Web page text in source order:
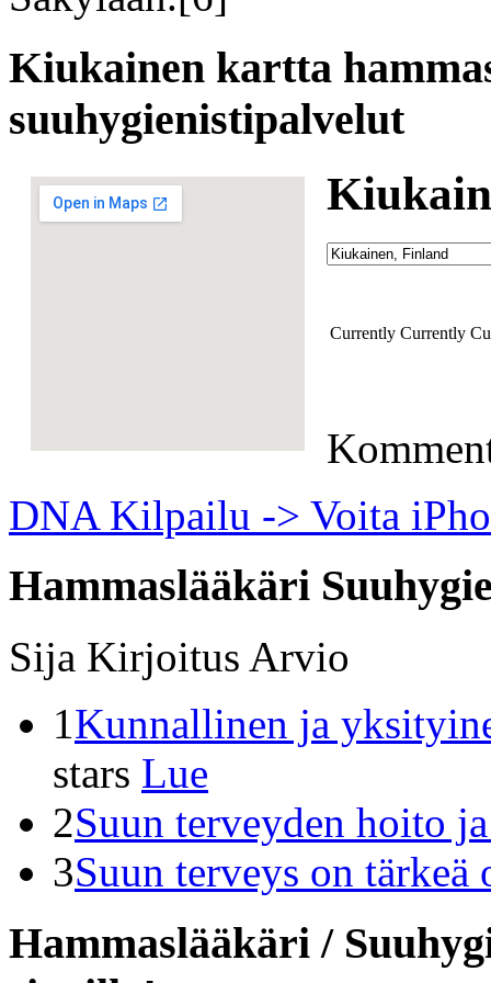
Kiukainen kartta
suuhygienistipalvelut
Currently Currently
DNA Kilpailu -> Voita
Hammaslääkäri
Sija Kirjoitus Arvio
1Kunnallinen ja
stars Lue
2Suun terveyden hoito
3Suun terveys on tärkeä
Hammaslääkäri /